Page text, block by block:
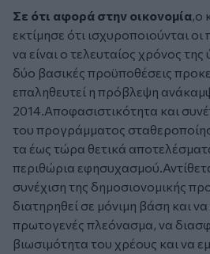
Σε ότι αφορά στην οικονομία,ο
εκτίμησε ότι ισχυροποιούνται οι
να είναι ο τελευταίος χρόνος
δύο βασικές προϋποθέσεις
επαληθευτεί η πρόβλεψη
2014.Αποφασιστικότητα και
του προγράμματος
τα έως τώρα θετικά
περιθώρια
συνέχιση της δημοσιονομικής
διατηρηθεί σε μόνιμη βάση και να
πρωτογενές πλεόνασμα, να
βιωσιμότητα του χρέους και να